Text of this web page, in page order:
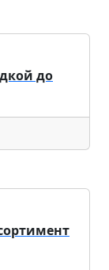
до